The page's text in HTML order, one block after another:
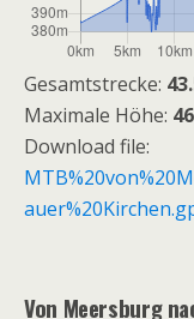
Gesamtstrecke:
Maximale Höhe:
Download file:
Von Meersburg